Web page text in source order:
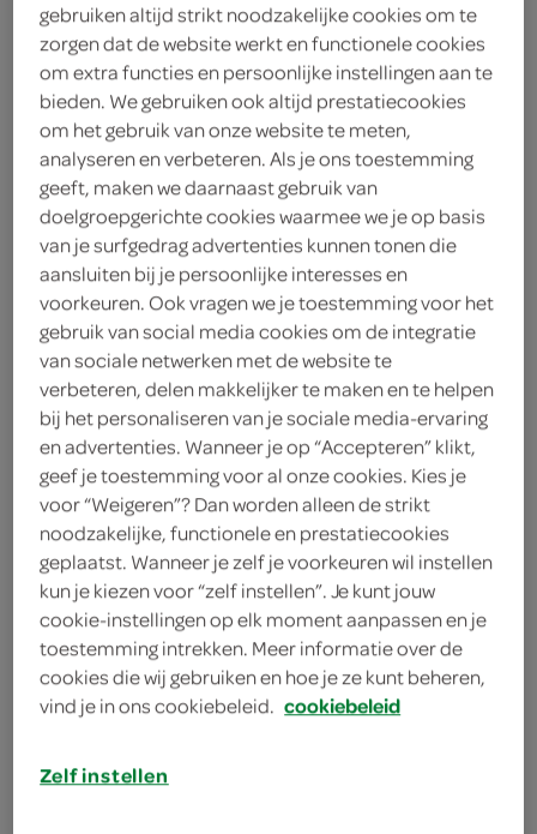
Innocent smoothie green
antioxidant
Innocent
4.
19
750 Milliliter
Let op: aanbiedingen zijn niet zichtbaar bij de
producten, maar worden wél automatisch
verwerkt in de winkelmand.
een heerlijke smoothie vol met vitamines
een heerlijke frisse smoothie
vol met verschillende soorten fruit
zit vol met vitamines
gebruiken altijd strikt noodzakelijke cookies om te
zorgen dat de website werkt en functionele cookies
om extra functies en persoonlijke instellingen aan te
bieden. We gebruiken ook altijd prestatiecookies
om het gebruik van onze website te meten,
analyseren en verbeteren. Als je ons toestemming
geeft, maken we daarnaast gebruik van
doelgroepgerichte cookies waarmee we je op basis
van je surfgedrag advertenties kunnen tonen die
aansluiten bij je persoonlijke interesses en
voorkeuren. Ook vragen we je toestemming voor het
gebruik van social media cookies om de integratie
van sociale netwerken met de website te
verbeteren, delen makkelijker te maken en te helpen
bij het personaliseren van je sociale media-ervaring
en advertenties. Wanneer je op “Accepteren” klikt,
geef je toestemming voor al onze cookies. Kies je
voor “Weigeren”? Dan worden alleen de strikt
noodzakelijke, functionele en prestatiecookies
geplaatst. Wanneer je zelf je voorkeuren wil instellen
kun je kiezen voor “zelf instellen”. Je kunt jouw
cookie-instellingen op elk moment aanpassen en je
toestemming intrekken. Meer informatie over de
cookies die wij gebruiken en hoe je ze kunt beheren,
vind je in ons cookiebeleid. cookiebeleid
Zelf instellen